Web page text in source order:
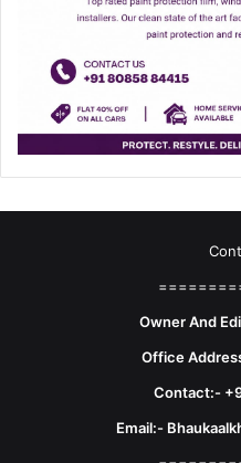
Owner And
Office
Contact:-
Email:-